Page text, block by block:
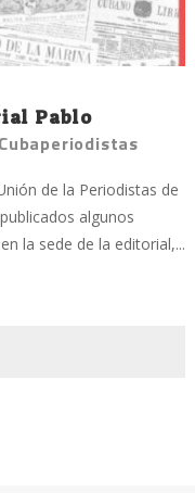
Pablo
de la Periodistas de
algunos
la sede de la editorial,...